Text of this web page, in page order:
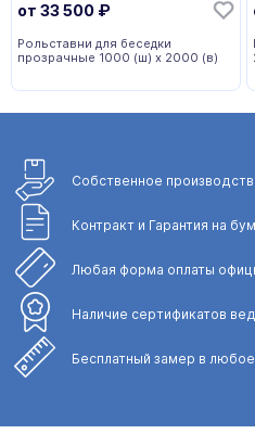
от 33 500 ₽
Рольставни для беседки
прозрачные 1000 (ш) х 2000 (в)
Собственное
Контракт и Гарантия на
Любая форма оплаты
Наличие сертификатов
Бесплатный замер в